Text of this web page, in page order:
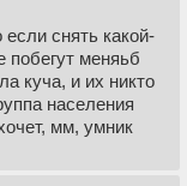
снять какой-
побегут меняьб
куча, и их никто
населения
мм, умник